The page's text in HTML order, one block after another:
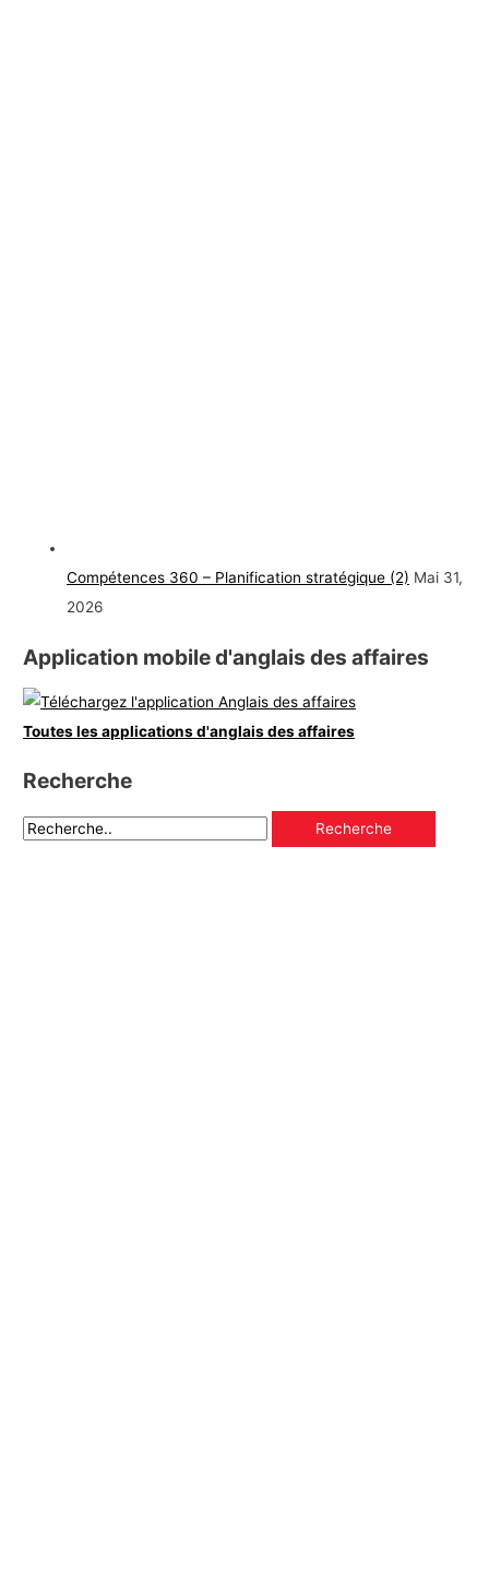
Compétences 360 – Planification stratégique (2) Mai 31,
2026
Application mobile d'anglais des affaires
Toutes les applications d'anglais des affaires
Recherche